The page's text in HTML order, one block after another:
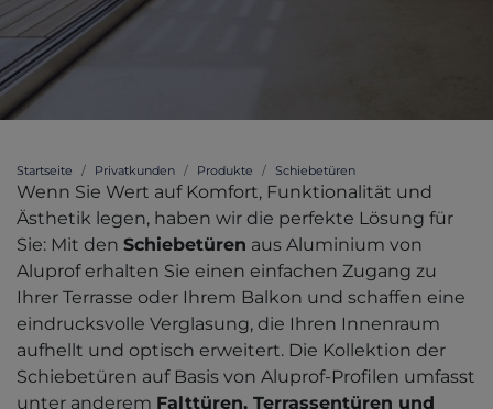
Startseite Privatkunden Produkte Schiebetüren
Wenn Sie Wert auf Komfort, Funktionalität und
Ästhetik legen, haben wir die perfekte Lösung für
Sie: Mit den Schiebetüren aus Aluminium von
Aluprof erhalten Sie einen einfachen Zugang zu
Ihrer Terrasse oder Ihrem Balkon und schaffen eine
eindrucksvolle Verglasung, die Ihren Innenraum
aufhellt und optisch erweitert. Die Kollektion der
Schiebetüren auf Basis von Aluprof-Profilen umfasst
unter anderem Falttüren, Terrassentüren und